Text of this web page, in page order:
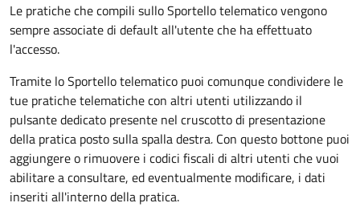
Le pratiche che compili sullo Sportello telematico vengono
sempre associate di default all'utente che ha effettuato
l'accesso.
Tramite lo Sportello telematico puoi comunque condividere le
tue pratiche telematiche con altri utenti utilizzando il
pulsante dedicato presente nel cruscotto di presentazione
della pratica posto sulla spalla destra. Con questo bottone puoi
aggiungere o rimuovere i codici fiscali di altri utenti che vuoi
abilitare a consultare, ed eventualmente modificare, i dati
inseriti all'interno della pratica.